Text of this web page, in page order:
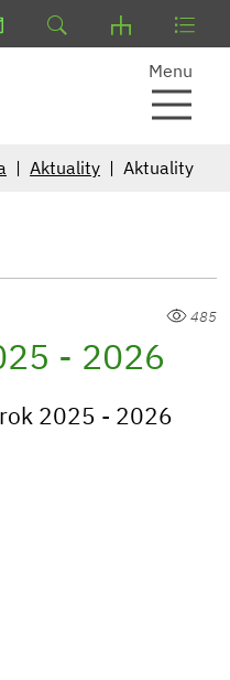
Menu
Aktuality Aktuality
485
- 2026
2025 - 2026